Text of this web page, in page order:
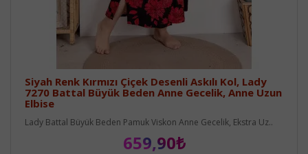
Siyah Renk Kırmızı Çiçek Desenli Askılı Kol, Lady
7270 Battal Büyük Beden Anne Gecelik, Anne Uzun
Elbise
Lady Battal Büyük Beden Pamuk Viskon Anne Gecelik, Ekstra Uz..
659,90₺